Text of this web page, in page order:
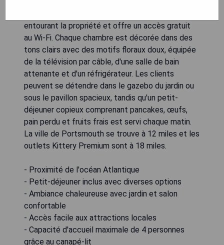
entourant la propriété et offre un accès gratuit
au Wi-Fi. Chaque chambre est décorée dans des
tons clairs avec des motifs floraux doux, équipée
de la télévision par câble, d'une salle de bain
attenante et d'un réfrigérateur. Les clients
peuvent se détendre dans le gazebo du jardin ou
sous le pavillon spacieux, tandis qu'un petit-
déjeuner copieux comprenant pancakes, œufs,
pain perdu et fruits frais est servi chaque matin.
La ville de Portsmouth se trouve à 12 miles et les
outlets Kittery Premium sont à 18 miles.
- Proximité de l'océan Atlantique
- Petit-déjeuner inclus avec diverses options
- Ambiance chaleureuse avec jardin et salon
confortable
- Accès facile aux attractions locales
- Capacité d'accueil maximale de 4 personnes
grâce au canapé-lit